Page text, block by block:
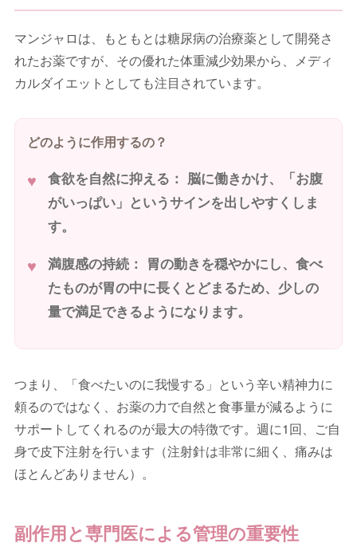
マンジャロは、もともとは糖尿病の治療薬として開発さ
れたお薬ですが、その優れた体重減少効果から、メディ
カルダイエットとしても注目されています。
どのように作用するの？
食欲を自然に抑える： 脳に働きかけ、「お腹
がいっぱい」というサインを出しやすくしま
す。
満腹感の持続： 胃の動きを穏やかにし、食べ
たものが胃の中に長くとどまるため、少しの
量で満足できるようになります。
つまり、「食べたいのに我慢する」という辛い精神力に
頼るのではなく、お薬の力で自然と食事量が減るように
サポートしてくれるのが最大の特徴です。週に1回、ご自
身で皮下注射を行います（注射針は非常に細く、痛みは
ほとんどありません）。
副作用と専門医による管理の重要性